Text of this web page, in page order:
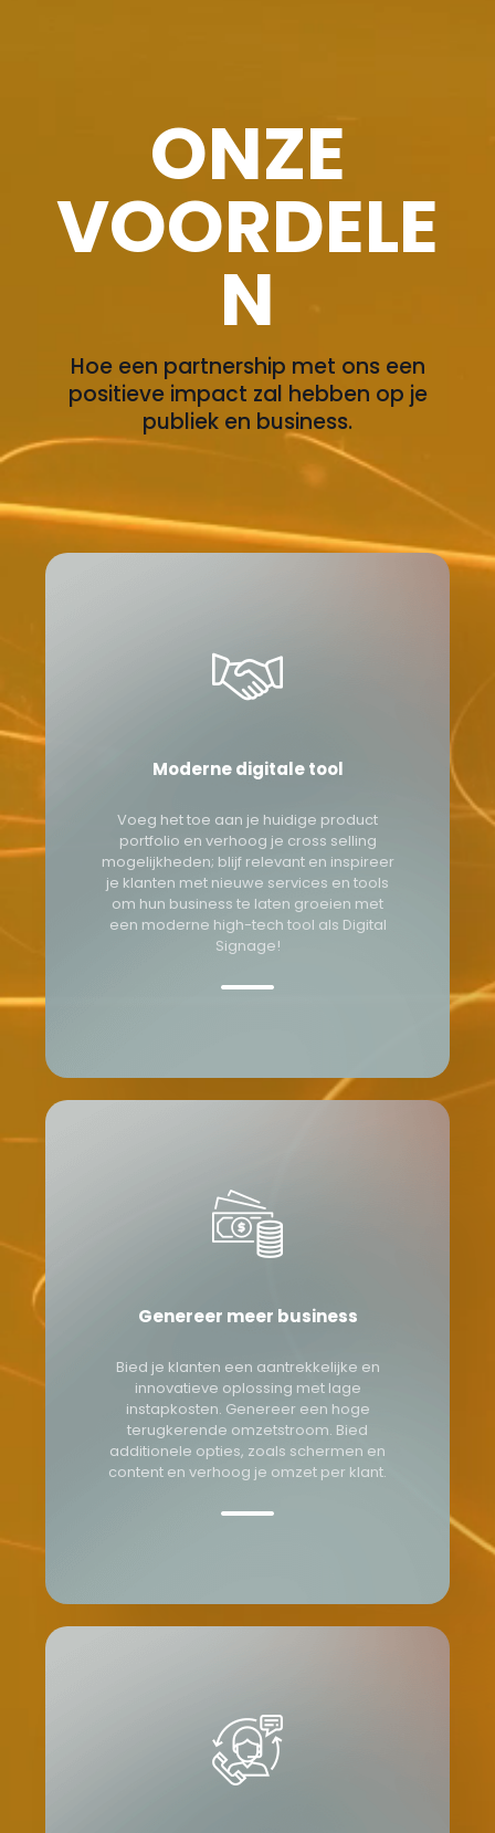
ONZE
VOORDELE
N
Hoe een partnership met ons een
positieve impact zal hebben op je
publiek en business.
Moderne digitale tool
Voeg het toe aan je huidige product
portfolio en verhoog je cross selling
mogelijkheden; blijf relevant en inspireer
je klanten met nieuwe services en tools
om hun business te laten groeien met
een moderne high-tech tool als Digital
Signage!
Genereer meer business
Bied je klanten een aantrekkelijke en
innovatieve oplossing met lage
instapkosten. Genereer een hoge
terugkerende omzetstroom. Bied
additionele opties, zoals schermen en
content en verhoog je omzet per klant.